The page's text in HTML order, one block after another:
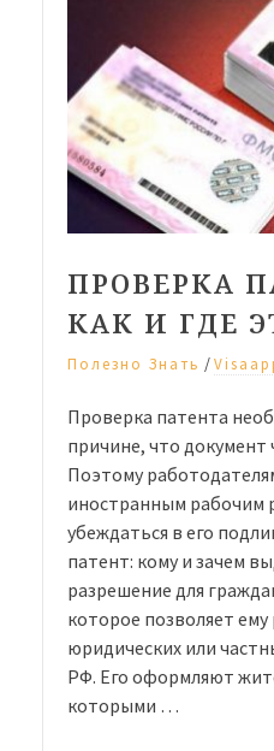
нюансы»
ПРОВЕРКА
КАК И ГДЕ
Полезно Знать /
Проверка патента
причине, что
Поэтому
иностранным рабочим
убеждаться в его
патент: кому и зачем
разрешение для
которое позволяет
юридических или
РФ. Его оформляют
которыми …